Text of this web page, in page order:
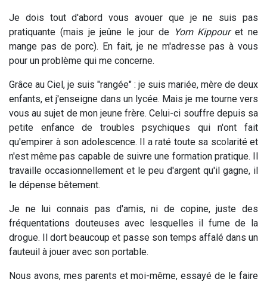
Je dois tout d'abord vous avouer que je ne suis pas
pratiquante (mais je jeûne le jour deYom Kippouret ne
mange pas de porc). En fait, je ne m'adresse pas à vous
pour un problème qui me concerne.
Grâce au Ciel, je suis "rangée" : je suis mariée, mère de deux
enfants, et j'enseigne dans un lycée. Mais je me tourne vers
vous au sujet de mon jeune frère. Celui-ci souffre depuis sa
petite enfance de troubles psychiques qui n'ont fait
qu'empirer à son adolescence. Il a raté toute sa scolarité et
n'est même pas capable de suivre une formation pratique. Il
travaille occasionnellement et le peu d'argent qu'il gagne, il
le dépense bêtement.
Je ne lui connais pas d'amis, ni de copine, juste des
fréquentations douteuses avec lesquelles il fume de la
drogue. Il dort beaucoup et passe son temps affalé dans un
fauteuil à jouer avec son portable.
Nous avons, mes parents et moi-même, essayé de le faire